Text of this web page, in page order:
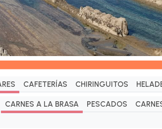
CAFETERÍAS CHIRINGUITOS
CARNES A LA BRASA PESCADOS